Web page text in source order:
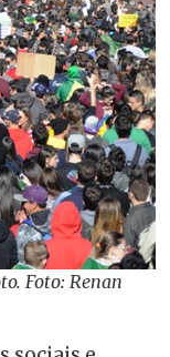
Foto: Renan